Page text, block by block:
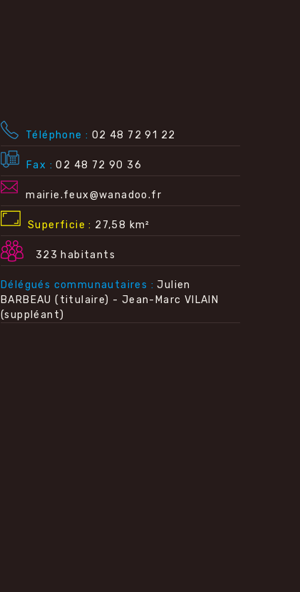
Téléphone 02 48 72 91 22
Fax 02 48 72 90 36
mairie.feux@wanadoo.fr
Superficie 27,58 km²
323 habitants
Délégués communautaires
Julien
BARBEAU (titulaire) - Jean-Marc VILAIN
(suppléant)